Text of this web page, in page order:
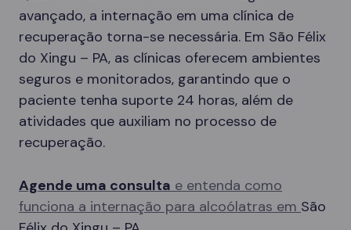
avançado, a internação em uma clínica de
recuperação torna-se necessária. Em São Félix
do Xingu – PA, as clínicas oferecem ambientes
seguros e monitorados, garantindo que o
paciente tenha suporte 24 horas, além de
atividades que auxiliam no processo de
recuperação.
Agende uma consulta e entenda como
funciona a internação para alcoólatras em São